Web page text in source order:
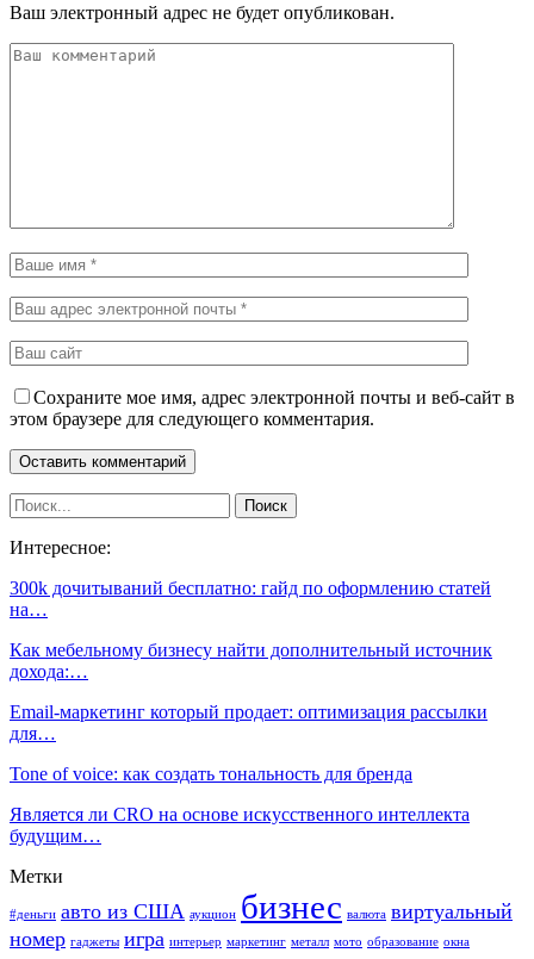
Ваш электронный адрес не будет опубликован.
Сохраните мое имя, адрес электронной почты и веб-сайт в
этом браузере для следующего комментария.
Интересное:
300k дочитываний бесплатно: гайд по оформлению статей
на…
Как мебельному бизнесу найти дополнительный источник
дохода:…
Email-маркетинг который продает: оптимизация рассылки
для…
Tone of voice: как создать тональность для бренда
Является ли CRO на основе искусственного интеллекта
будущим…
Метки
#деньги авто из США аукцион бизнес валюта виртуальный
номер гаджеты игра интерьер маркетинг металл мото образование окна